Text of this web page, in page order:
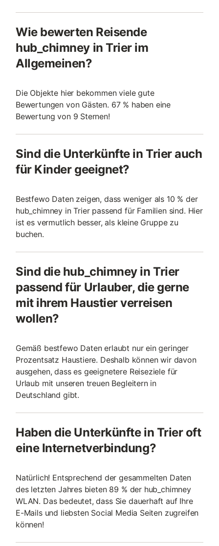
Wie bewerten Reisende
hub_chimney in Trier im
Allgemeinen?
Die Objekte hier bekommen viele gute
Bewertungen von Gästen. 67 % haben eine
Bewertung von 9 Sternen!
Sind die Unterkünfte in Trier auch
für Kinder geeignet?
Bestfewo Daten zeigen, dass weniger als 10 % der
hub_chimney in Trier passend für Familien sind. Hier
ist es vermutlich besser, als kleine Gruppe zu
buchen.
Sind die hub_chimney in Trier
passend für Urlauber, die gerne
mit ihrem Haustier verreisen
wollen?
Gemäß bestfewo Daten erlaubt nur ein geringer
Prozentsatz Haustiere. Deshalb können wir davon
ausgehen, dass es geeignetere Reiseziele für
Urlaub mit unseren treuen Begleitern in
Deutschland gibt.
Haben die Unterkünfte in Trier oft
eine Internetverbindung?
Natürlich! Entsprechend der gesammelten Daten
des letzten Jahres bieten 89 % der hub_chimney
WLAN. Das bedeutet, dass Sie dauerhaft auf Ihre
E-Mails und liebsten Social Media Seiten zugreifen
können!